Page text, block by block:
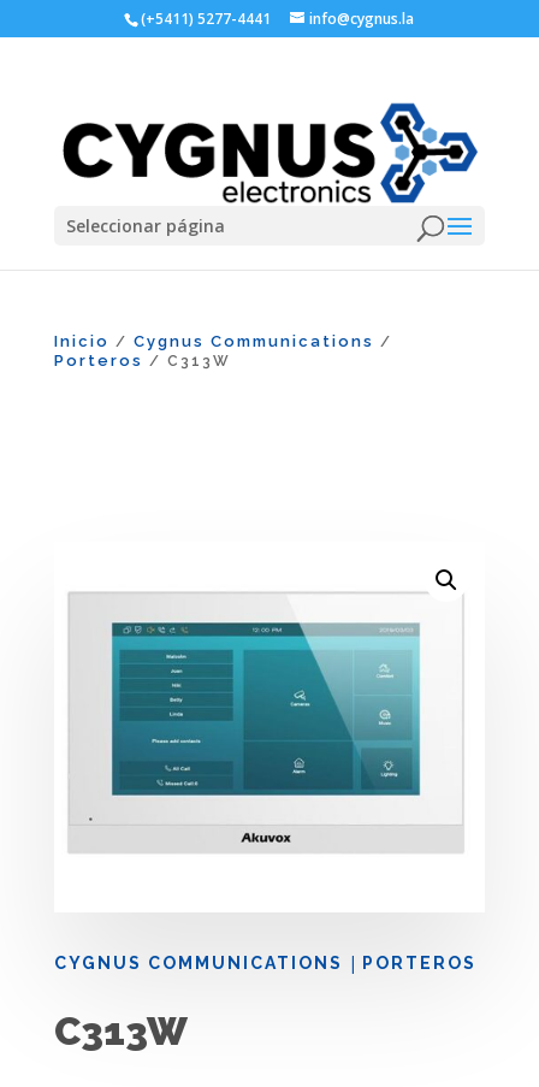
(+5411) 5277-4441 info@cygnus.la
Seleccionar página
Inicio / Cygnus Communications /
Porteros / C313W
CYGNUS COMMUNICATIONS | PORTEROS
C313W